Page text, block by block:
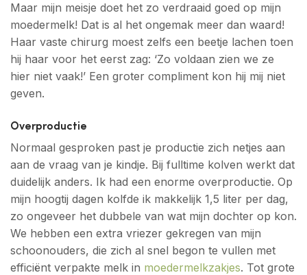
Maar mijn meisje doet het zo verdraaid goed op mijn
moedermelk! Dat is al het ongemak meer dan waard!
Haar vaste chirurg moest zelfs een beetje lachen toen
hij haar voor het eerst zag: ‘Zo voldaan zien we ze
hier niet vaak!’ Een groter compliment kon hij mij niet
geven.
Overproductie
Normaal gesproken past je productie zich netjes aan
aan de vraag van je kindje. Bij fulltime kolven werkt dat
duidelijk anders. Ik had een enorme overproductie. Op
mijn hoogtij dagen kolfde ik makkelijk 1,5 liter per dag,
zo ongeveer het dubbele van wat mijn dochter op kon.
We hebben een extra vriezer gekregen van mijn
schoonouders, die zich al snel begon te vullen met
efficiënt verpakte melk in moedermelkzakjes. Tot grote